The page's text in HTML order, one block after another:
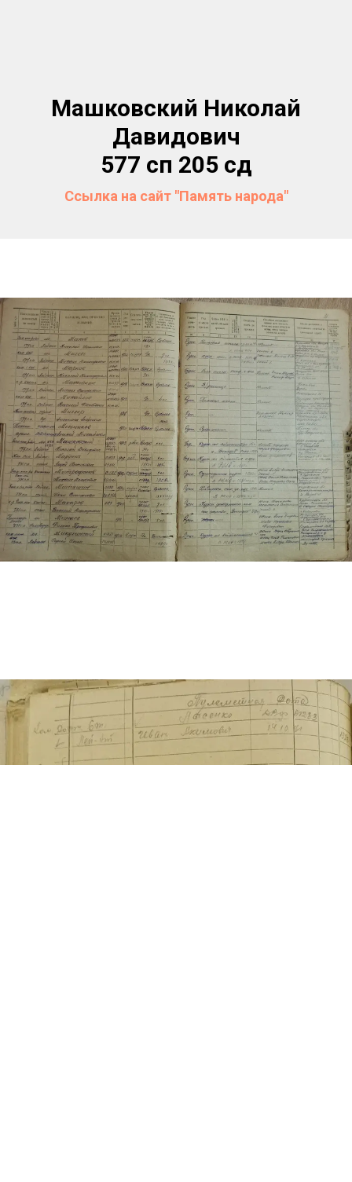
Машковский Николай
Давидович
577 сп 205 сд
Ссылка на сайт "Память народа"